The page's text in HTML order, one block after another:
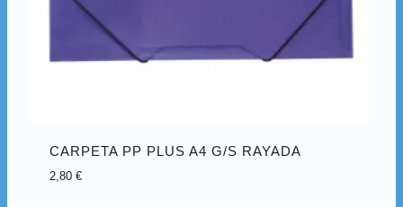
CARPETA PP PLUS A4 G/S RAYADA
2,80€